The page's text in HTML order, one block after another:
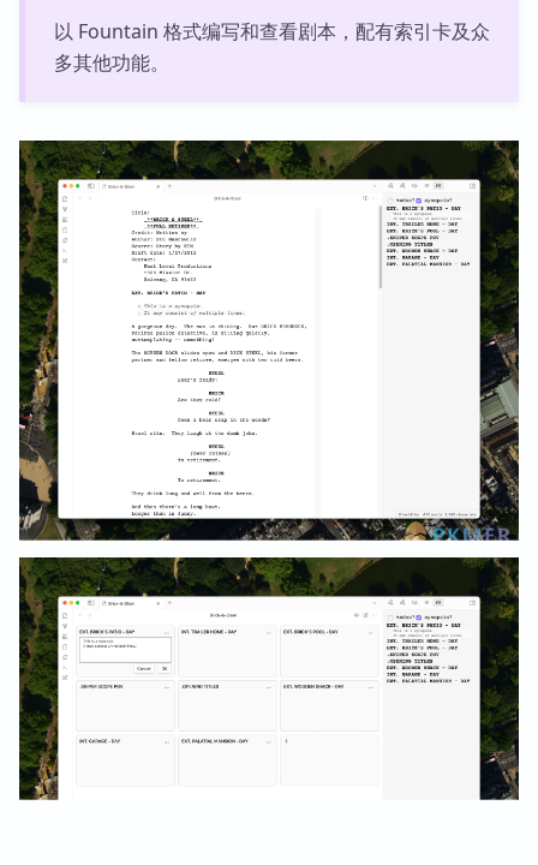
以 Fountain 格式编写和查看剧本，配有索引卡及众
多其他功能。